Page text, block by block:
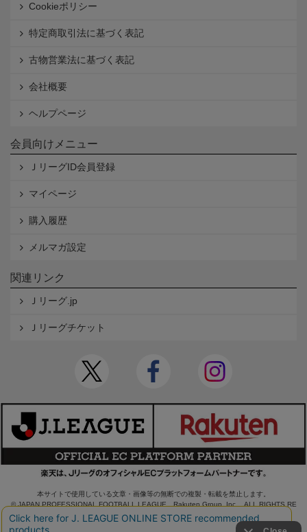
Cookieポリシー
特定商取引法に基づく表記
古物営業法に基づく表記
会社概要
ヘルプページ
会員向けメニュー
ＪリーグID会員登録
マイページ
購入履歴
メルマガ設定
関連リンク
Ｊリーグ.jp
Ｊリーグチケット
本サイトで使用している文章・画像等の無断での複製・転載を禁止します。
© JAPAN PROFESSIONAL FOOTBALL LEAGUE Rakuten Group, Inc. ALL RIGHTS RE
SERVED.